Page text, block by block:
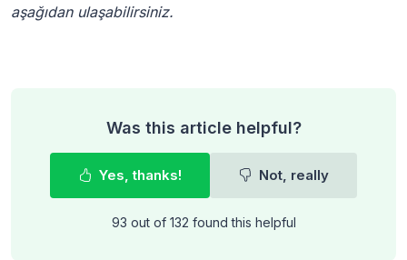
aşağıdan ulaşabilirsiniz.
Was this article helpful?
Yes, thanks! Not, really
93 out of 132 found this helpful